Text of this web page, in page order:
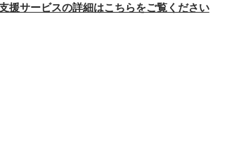
援サービスの詳細はこちらをご覧ください